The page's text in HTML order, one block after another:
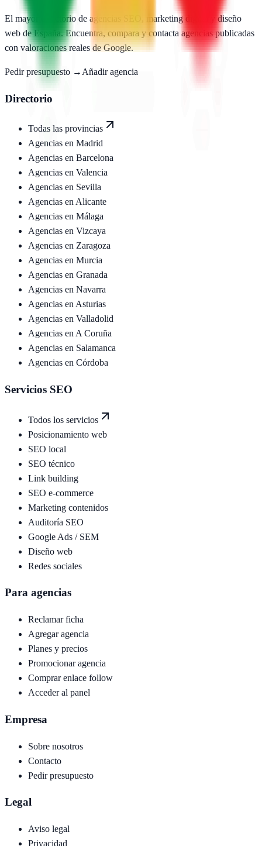
El mayor directorio de agencias SEO, marketing digital y diseño
web de España. Encuentra, compara y contacta agencias publicadas
con valoraciones reales de Google.
Pedir presupuesto → Añadir agencia
Directorio
Todas las provincias
Agencias en Madrid
Agencias en Barcelona
Agencias en Valencia
Agencias en Sevilla
Agencias en Alicante
Agencias en Málaga
Agencias en Vizcaya
Agencias en Zaragoza
Agencias en Murcia
Agencias en Granada
Agencias en Navarra
Agencias en Asturias
Agencias en Valladolid
Agencias en A Coruña
Agencias en Salamanca
Agencias en Córdoba
Servicios SEO
Todos los servicios
Posicionamiento web
SEO local
SEO técnico
Link building
SEO e-commerce
Marketing contenidos
Auditoría SEO
Google Ads / SEM
Diseño web
Redes sociales
Para agencias
Reclamar ficha
Agregar agencia
Planes y precios
Promocionar agencia
Comprar enlace follow
Acceder al panel
Empresa
Sobre nosotros
Contacto
Pedir presupuesto
Legal
Aviso legal
Privacidad